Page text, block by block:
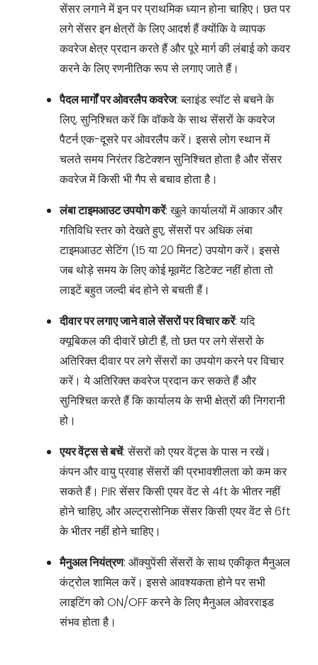
सेंसर लगाने में इन पर प्राथमिक ध्यान होना चाहिए। छत पर
लगे सेंसर इन क्षेत्रों के लिए आदर्श हैं क्योंकि वे व्यापक
कवरेज क्षेत्र प्रदान करते हैं और पूरे मार्ग की लंबाई को कवर
करने के लिए रणनीतिक रूप से लगाए जाते हैं।
पैदल मार्गों पर ओवरलैप कवरेज: ब्लाइंड स्पॉट से बचने के
लिए, सुनिश्चित करें कि वॉकवे के साथ सेंसरों के कवरेज
पैटर्न एक-दूसरे पर ओवरलैप करें। इससे लोग स्थान में
चलते समय निरंतर डिटेक्शन सुनिश्चित होता है और सेंसर
कवरेज में किसी भी गैप से बचाव होता है।
लंबा टाइमआउट उपयोग करें: खुले कार्यालयों में आकार और
गतिविधि स्तर को देखते हुए, सेंसरों पर अधिक लंबा
टाइमआउट सेटिंग (15 या 20 मिनट) उपयोग करें। इससे
जब थोड़े समय के लिए कोई मूवमेंट डिटेक्ट नहीं होता तो
लाइटें बहुत जल्दी बंद होने से बचती हैं।
दीवार पर लगाए जाने वाले सेंसरों पर विचार करें: यदि
क्यूबिकल की दीवारें छोटी हैं, तो छत पर लगे सेंसरों के
अतिरिक्त दीवार पर लगे सेंसरों का उपयोग करने पर विचार
करें। ये अतिरिक्त कवरेज प्रदान कर सकते हैं और
सुनिश्चित करते हैं कि कार्यालय के सभी क्षेत्रों की निगरानी
हो।
एयर वेंट्स से बचें: सेंसरों को एयर वेंट्स के पास न रखें।
कंपन और वायु प्रवाह सेंसरों की प्रभावशीलता को कम कर
सकते हैं। PIR सेंसर किसी एयर वेंट से 4ft के भीतर नहीं
होने चाहिए, और अल्ट्रासोनिक सेंसर किसी एयर वेंट से 6ft
के भीतर नहीं होने चाहिए।
मैनुअल नियंत्रण: ऑक्युपेंसी सेंसरों के साथ एकीकृत मैनुअल
कंट्रोल शामिल करें। इससे आवश्यकता होने पर सभी
लाइटिंग को ON/OFF करने के लिए मैनुअल ओवरराइड
संभव होता है।